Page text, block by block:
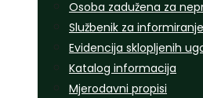
Osoba zadužena za
Službenik za informiranje
Evidencija sklopljenih
Katalog informacija
Mjerodavni propisi